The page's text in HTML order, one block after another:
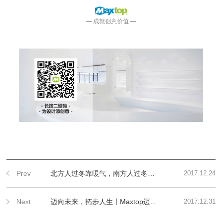
— 成就创意价值 —
Prev 2017.12.24
Next 迈向未来，拓步人生丨Maxtop迈拓祝所有伙伴元旦欢乐！ 2017.12.31